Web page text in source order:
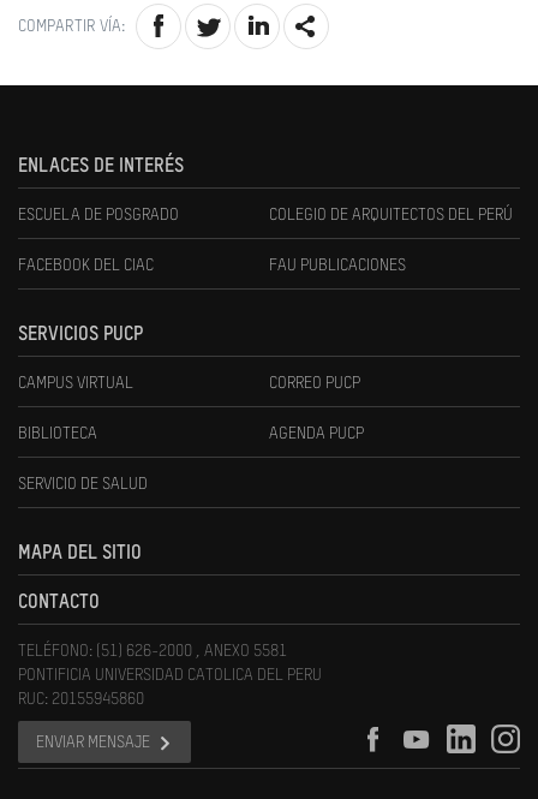
COMPARTIR VÍA:
ENLACES DE INTERÉS
ESCUELA DE POSGRADO COLEGIO DE ARQUITECTOS DEL PERÚ
FACEBOOK DEL CIAC FAU PUBLICACIONES
SERVICIOS PUCP
CAMPUS VIRTUAL CORREO PUCP
BIBLIOTECA AGENDA PUCP
SERVICIO DE SALUD
MAPA DEL SITIO
CONTACTO
TELÉFONO: (51) 626-2000 , ANEXO 5581
PONTIFICIA UNIVERSIDAD CATOLICA DEL PERU
RUC: 20155945860
ENVIAR MENSAJE